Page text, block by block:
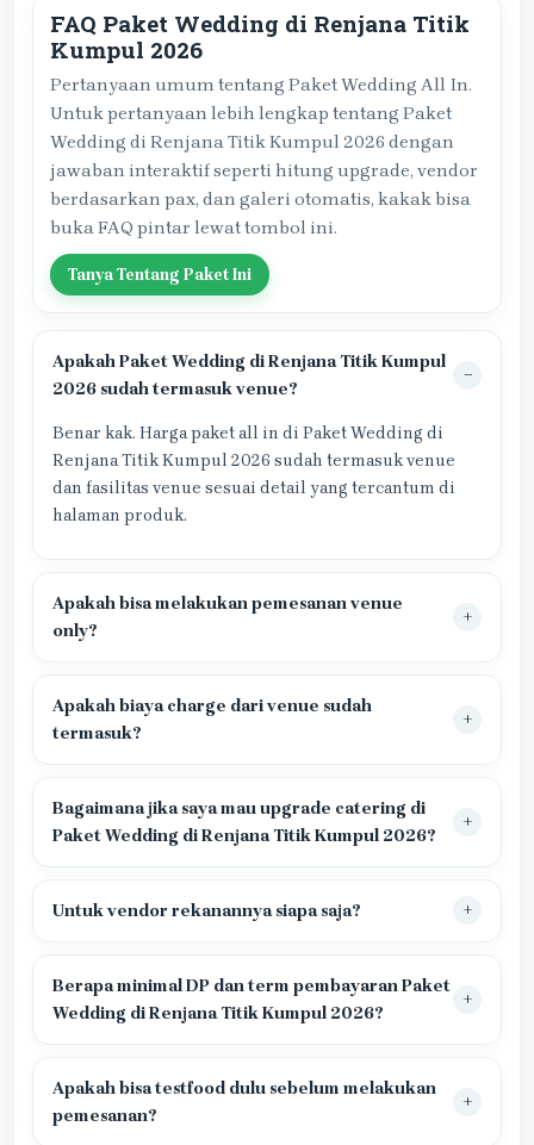
FAQ Paket Wedding di Renjana Titik
Kumpul 2026
Pertanyaan umum tentang Paket Wedding All In.
Untuk pertanyaan lebih lengkap tentang Paket
Wedding di Renjana Titik Kumpul 2026 dengan
jawaban interaktif seperti hitung upgrade, vendor
berdasarkan pax, dan galeri otomatis, kakak bisa
buka FAQ pintar lewat tombol ini.
Tanya Tentang Paket Ini
Apakah Paket Wedding di Renjana Titik Kumpul
2026 sudah termasuk venue?
Benar kak. Harga paket all in di Paket Wedding di
Renjana Titik Kumpul 2026 sudah termasuk venue
dan fasilitas venue sesuai detail yang tercantum di
halaman produk.
Apakah bisa melakukan pemesanan venue
only?
Apakah biaya charge dari venue sudah
termasuk?
Bagaimana jika saya mau upgrade catering di
Paket Wedding di Renjana Titik Kumpul 2026?
Untuk vendor rekanannya siapa saja?
Berapa minimal DP dan term pembayaran Paket
Wedding di Renjana Titik Kumpul 2026?
Apakah bisa testfood dulu sebelum melakukan
pemesanan?